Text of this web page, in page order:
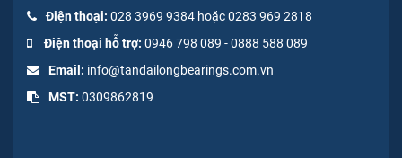
Điện thoại: 028 3969 9384 hoặc 0283 969 2818
Điện thoại hỗ trợ: 0946 798 089 -0888 588 089
Email: info@tandailongbearings.com.vn
MST: 0309862819